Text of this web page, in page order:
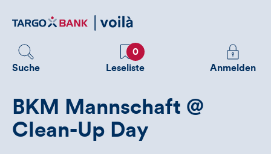
zum
Suche
Favoriten
0
Leseliste
Melden
Sie
Anmelden
BKM Mannschaft @
Clean-Up Day